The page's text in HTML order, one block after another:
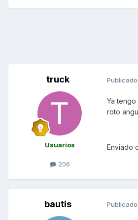
truck
Usuarios
206
Publicado
Ya
roto
Enviado
bautis Publicado